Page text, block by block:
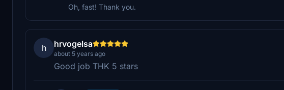
Oh, fast! Thank you.
h hrvogelsa
about 5 years ago
Good job THK 5 stars